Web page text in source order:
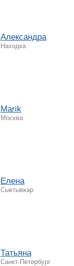
Александра
Находка
Marik
Москва
Елена
Сыктывкар
Татьяна
Санкт-Петербург